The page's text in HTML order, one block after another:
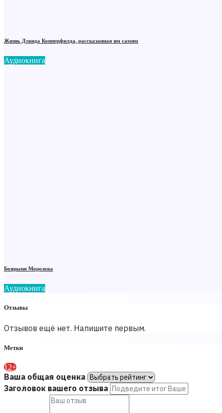
Жизнь Дэвида Копперфилда, рассказанная им самим
Аудиокнига
Боярыня Морозова
Аудиокнига
Отзывы
Отзывов ещё нет. Напишите первым.
Метки
12+
Ваша общая оценка
Заголовок вашего отзыва